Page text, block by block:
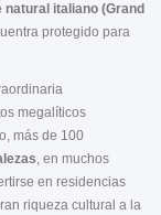
natural italiano (Grand
protegido para
megalíticos
más de 100
, en muchos
en residencias
riqueza cultural a la